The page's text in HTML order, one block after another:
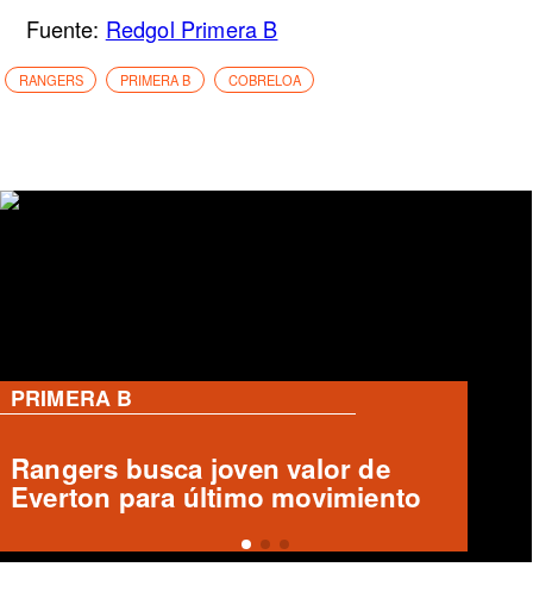
Fuente: Redgol Primera B
RANGERS PRIMERA B COBRELOA
PRIMERA B
Deportes Temuco confirma salida
de Arturo Sanhueza